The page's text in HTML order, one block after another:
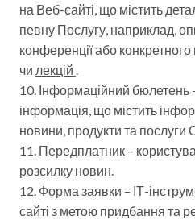
на Веб-сайті, що містить
певну Послугу, наприклад,
конференції або
чи лекцій .
10. Інформаційний бюлетень
інформація, що містить
новини, продукти та послуги
11. Передплатник –
розсилку новин.
12. Форма заявки – ІТ-
сайті з метою придбання та